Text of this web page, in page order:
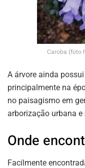
Caroba (foto
A árvore ainda
principalmente na
no paisagismo em
arborização urbana
Onde
Facilmente